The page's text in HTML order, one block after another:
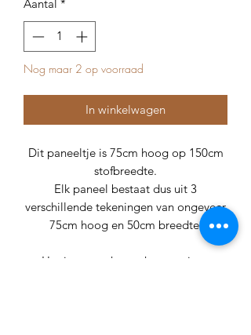
Aantal *
Nog maar 2 op voorraad
In winkelwagen
Dit paneeltje is 75cm hoog op 150cm
stofbreedte.
Elk paneel bestaat dus uit 3
verschillende tekeningen van ongeveer
75cm hoog en 50cm breedte.
Het is gemaakt van katoentricot.